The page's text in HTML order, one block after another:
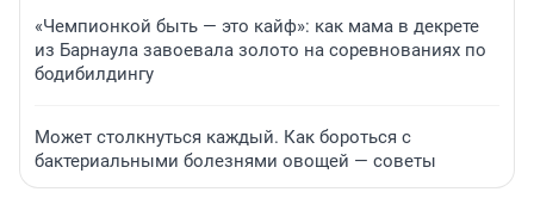
«Чемпионкой быть — это кайф»: как мама в декрете
из Барнаула завоевала золото на соревнованиях по
бодибилдингу
Может столкнуться каждый. Как бороться с
бактериальными болезнями овощей — советы